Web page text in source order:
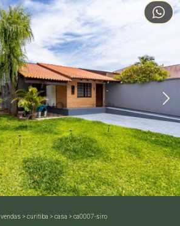
vendas > curitiba > casa > ca0007-siro